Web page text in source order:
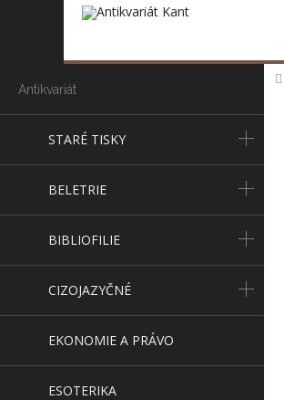
Antikvariát
STARÉ TISKY
BELETRIE
BIBLIOFILIE
CIZOJAZYČNÉ
EKONOMIE A PRÁVO
ESOTERIKA